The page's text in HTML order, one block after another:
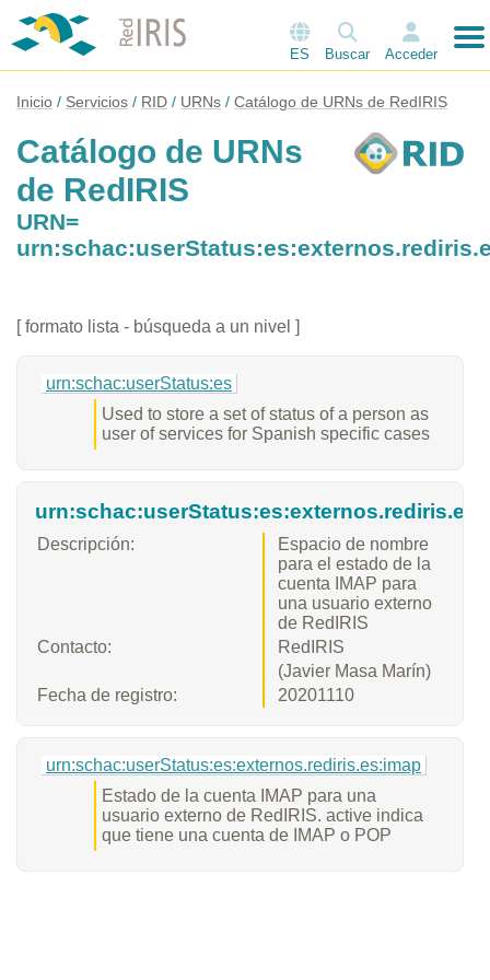
ES Buscar Acceder
Inicio Servicios RID URNs Catálogo de URNs de RedIRIS
Catálogo de URNs
de RedIRIS
URN=
[ formato lista - búsqueda a un nivel ]
urn:schac:userStatus:es
Used to store a set of status of a person as
user of services for Spanish specific cases
urn:schac:userStatus:es:externos.rediris.es
Descripción:
Espacio de nombre
para el estado de la
cuenta IMAP para
una usuario externo
de RedIRIS
Contacto:
RedIRIS
(Javier Masa Marín)
Fecha de registro:
20201110
urn:schac:userStatus:es:externos.rediris.es:imap
Estado de la cuenta IMAP para una
usuario externo de RedIRIS. active indica
que tiene una cuenta de IMAP o POP